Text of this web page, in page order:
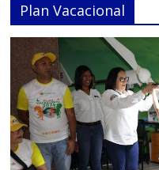
Plan Vacacional